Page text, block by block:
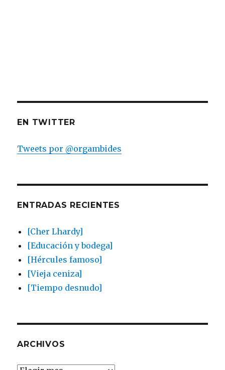
EN TWITTER
Tweets por @orgambides
ENTRADAS RECIENTES
[Cher Lhardy]
[Educación y bodega]
[Hércules famoso]
[Vieja ceniza]
[Tiempo desnudo]
ARCHIVOS